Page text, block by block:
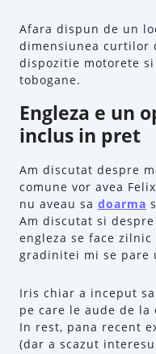
Afara dispun de un
dimensiunea curtilor
dispozitie motorete
tobogane.
Engleza e un
inclus in pret
Am discutat despre
comune vor avea
nu aveau sa doarma
Am discutat si
engleza se face
gradinitei mi se pare
Iris chiar a inceput
pe care le aude de la
In rest, pana recent
(dar a scazut